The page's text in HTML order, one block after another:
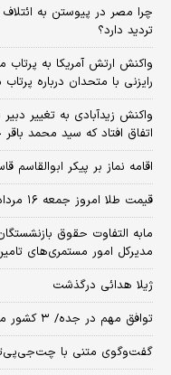
چرا مصر در پیوستن به ائتلاف
تردید دارد؟
واکنش ارتش آمریکا به
رایزنی با متحدان درباره
واکنش زیدآبادی به تغییر
اتفاق افتاد که سید محمد
اقامه نماز بر پیکر
قیمت طلا امروز جمعه ۱۶ مرداد ۱۴۰۵/ افزایش قیمت طلا
مابه التفاوت حقوق
مدیرکل امور مستمری‌های
ژیلا هدائی درگذشت
توافق مهم در جده/ ۳ کشور منطقه توافقنامه نظامی امضا می‌کنند
گفت‌وگوی متنی با